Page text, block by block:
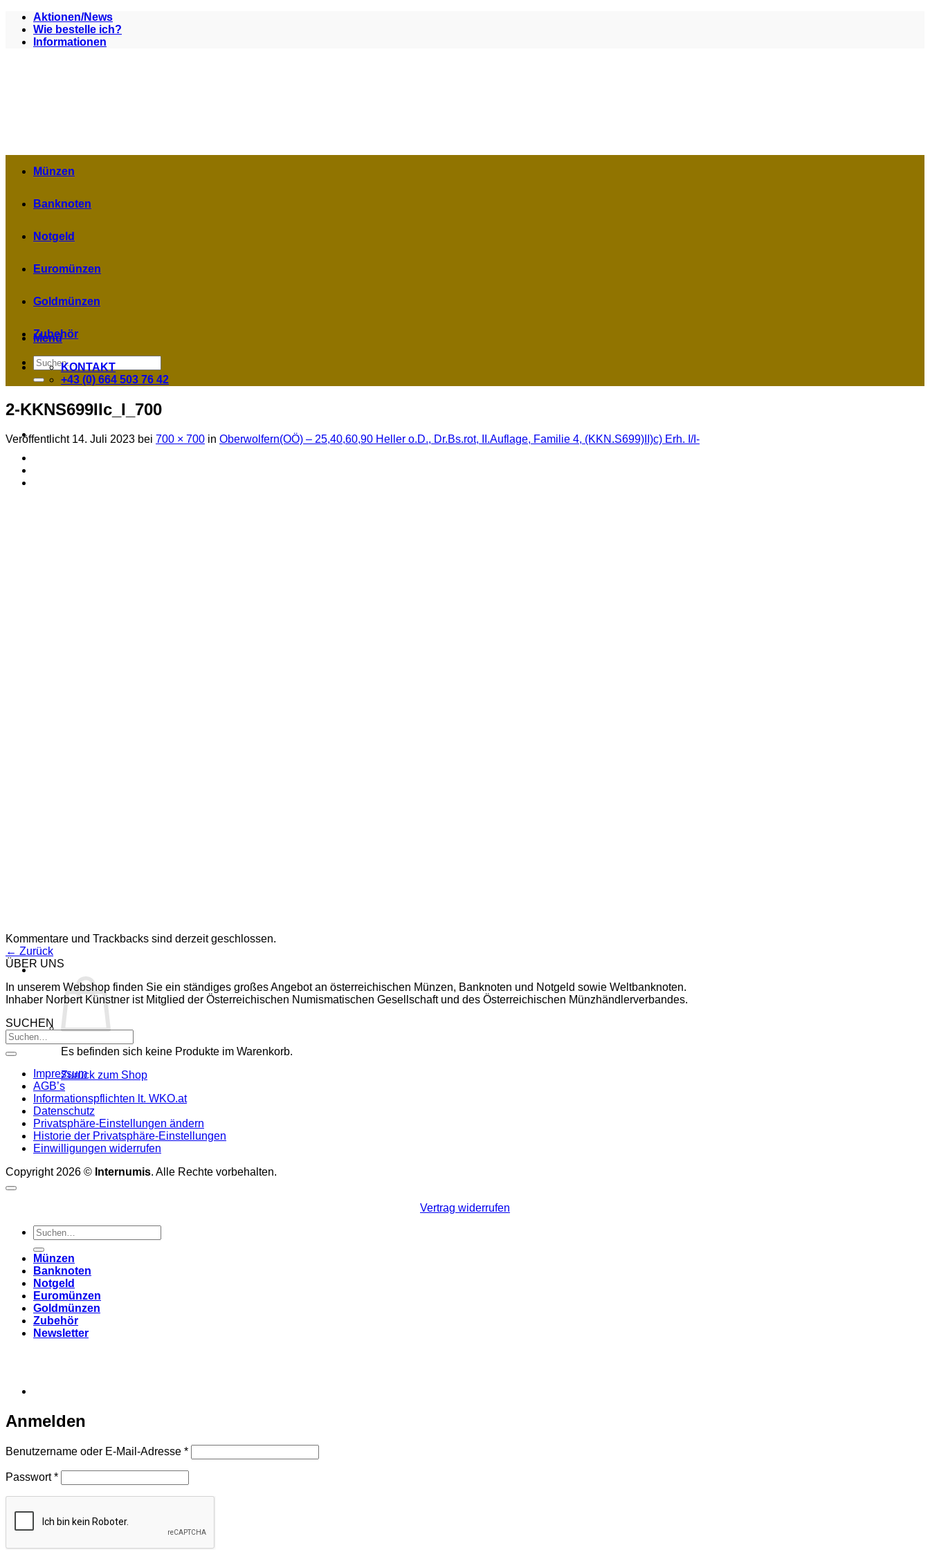
Zum
Inhalt
springen
Aktionen/News
Wie bestelle ich?
Informationen
Menü
Suchen
nach:
Es befinden sich keine Produkte im Warenkorb.
Zurück zum Shop
Münzen
Banknoten
Notgeld
Euromünzen
Goldmünzen
Zubehör
KONTAKT
+43 (0) 664 503 76 42
2-KKNS699IIc_I_700
Veröffentlicht 14. Juli 2023 bei 700 × 700 in Oberwolfern(OÖ) – 25,40,60,90 Heller o.D., Dr.Bs.rot, II.Auflage, Familie 4, (KKN.S699)II)c) Erh. I/I-
Kommentare und Trackbacks sind derzeit geschlossen.
← Zurück
ÜBER UNS
In unserem Webshop finden Sie ein ständiges großes Angebot an österreichischen Münzen, Banknoten und Notgeld sowie Weltbanknoten.
Inhaber Norbert Künstner ist Mitglied der Österreichischen Numismatischen Gesellschaft und des Österreichischen Münzhändlerverbandes.
SUCHEN
Impressum
AGB’s
Informationspflichten lt. WKO.at
Datenschutz
Privatsphäre-Einstellungen ändern
Historie der Privatsphäre-Einstellungen
Einwilligungen widerrufen
Copyright 2026 © Internumis. Alle Rechte vorbehalten.
Vertrag widerrufen
Suchen
nach:
Münzen
Banknoten
Notgeld
Euromünzen
Goldmünzen
Zubehör
Newsletter
Anmelden
Benutzername oder E-Mail-Adresse *Erforderlich
Passwort*Erforderlich